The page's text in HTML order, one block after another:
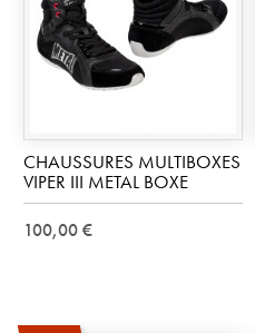
CHAUSSURES MULTIBOXES
VIPER III METAL BOXE
100,00 €